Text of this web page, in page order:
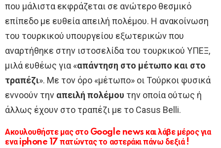
που μάλιστα εκφράζεται σε ανώτερο θεσμικό
επίπεδο με ευθεία απειλή πολέμου. Η ανακοίνωση
του τουρκικού υπουργείου εξωτερικών που
αναρτήθηκε στην ιστοσελίδα του τουρκικού ΥΠΕΞ,
μιλά ευθέως για «απάντηση στο μέτωπο και στο
τραπέζι». Με τον όρο «μέτωπο» οι Τούρκοι φυσικά
εννοούν την απειλή πολέμου την οποία ούτως ή
άλλως έχουν στο τραπέζι με το Casus Belli.
Ακουλουθήστε μας στο Google news και λάβε μέρος για
ενα iphone 17 πατώντας το αστεράκι πάνω δεξιά !